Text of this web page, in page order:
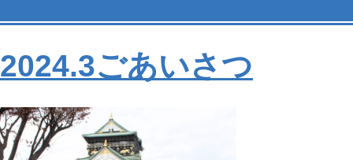
2024.3ごあいさつ